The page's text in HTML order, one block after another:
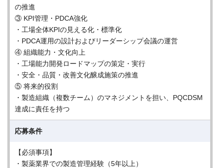
の推進
③ KPI管理・PDCA強化
・工場全体KPIの見える化・標準化
・PDCA運用の設計およびリーダーシップ会議の運営
④ 組織能力・文化向上
・工場能力開発ロードマップの策定・実行
・安全・品質・改善文化醸成施策の推進
⑤ 将来的役割
・製造組織（複数チーム）のマネジメントを担い、PQCDSM
達成に責任を持つ
応募条件
【必須事項】
・製薬業界での製造管理経験（5年以上）